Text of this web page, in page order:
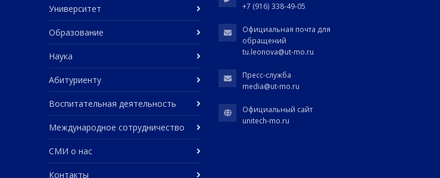
Университет
Образование
Наука
Абитуриенту
Воспитательная деятельность
Международное сотрудничество
СМИ о нас
Контакты
+7 (916) 338-49-05
Официальная почта для
обращений
tu.leonova@ut-mo.ru
Пресс-служба
media@ut-mo.ru
Официальный сайт
unitech-mo.ru